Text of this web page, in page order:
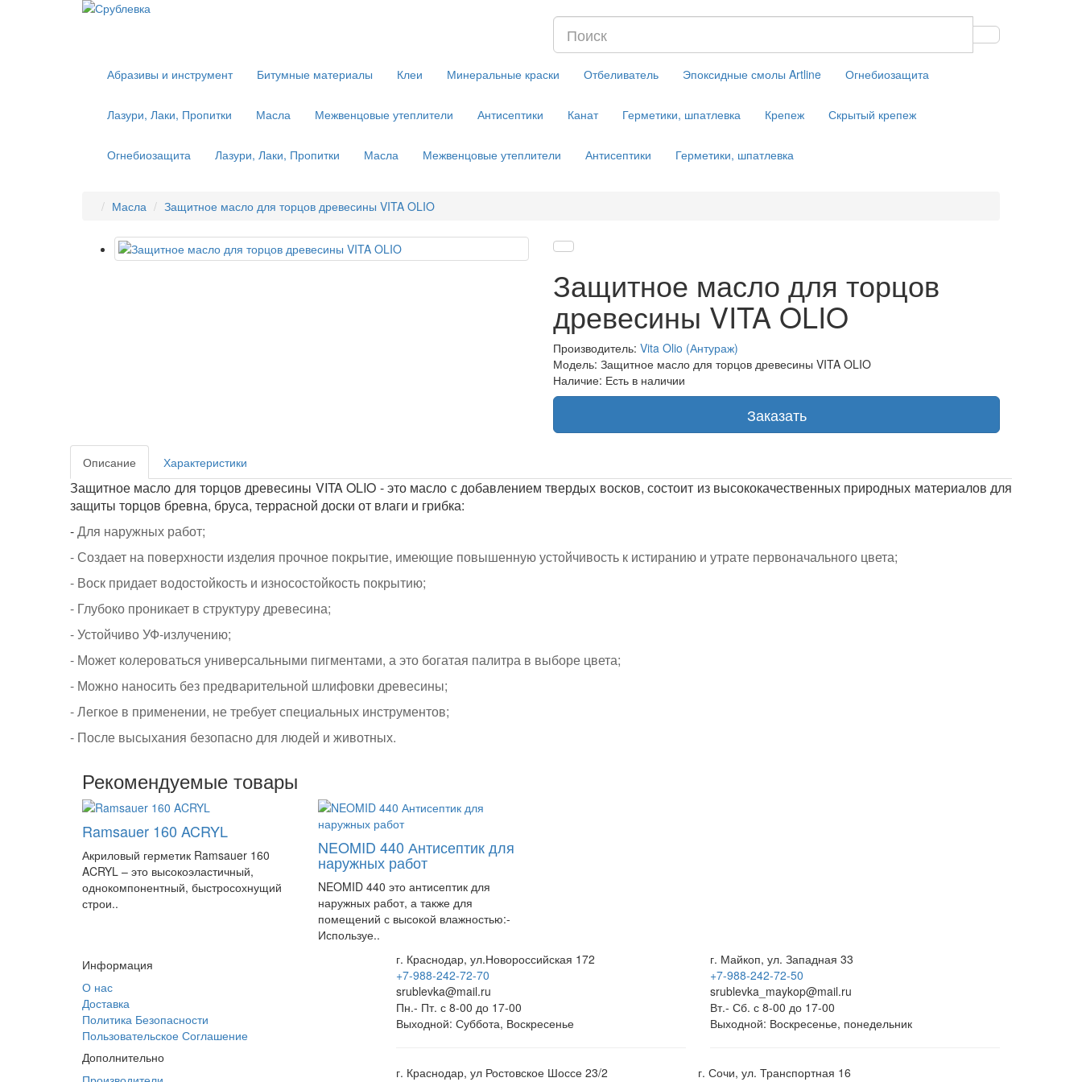
Абразивы и инструмент Битумные материалы Клеи Минеральные краски Отбеливатель Эпоксидные смолы Artline Огнебиозащита
Лазури, Лаки, Пропитки Масла Межвенцовые утеплители Антисептики Канат Герметики, шпатлевка Крепеж Скрытый крепеж
Огнебиозащита Лазури, Лаки, Пропитки Масла Межвенцовые утеплители Антисептики Герметики, шпатлевка
Масла Защитное масло для торцов древесины VITA OLIO
Защитное масло для торцов
древесины VITA OLIO
Производитель: Vita Olio (Антураж)
Модель: Защитное масло для торцов древесины VITA OLIO
Наличие: Есть в наличии
Заказать
Описание Характеристики
Защитное масло для торцов древесины VITA OLIO - это масло с добавлением твердых восков, состоит из высококачественных природных материалов для
защиты торцов бревна, бруса, террасной доски от влаги и грибка:
-Для наружных работ;
- Создает на поверхности изделия прочное покрытие, имеющие повышенную устойчивость к истиранию и утрате первоначального цвета;
- Воск придает водостойкость и износостойкость покрытию;
- Глубоко проникает в структуру древесина;
- Устойчиво УФ-излучению;
- Может колероваться универсальными пигментами, а это богатая палитра в выборе цвета;
- Можно наносить без предварительной шлифовки древесины;
- Легкое в применении, не требует специальных инструментов;
- После высыхания безопасно для людей и животных.
Рекомендуемые товары
Ramsauer 160 ACRYL
Акриловый герметик Ramsauer 160
ACRYL – это высокоэластичный,
однокомпонентный, быстросохнущий
строи..
NEOMID 440 Антисептик для
наружных работ
NEOMID 440 это антисептик для
наружных работ, а также для
помещений с высокой влажностью:-
Используе..
Информация
О нас
Доставка
Политика Безопасности
Пользовательское Соглашение
Дополнительно
г. Краснодар, ул.Новороссийская 172
+7-988-242-72-70
srublevka@mail.ru
Пн.- Пт. с 8-00 до 17-00
Выходной: Суббота, Воскресенье
г. Краснодар, ул Ростовское Шоссе 23/2
г. Майкоп, ул. Западная 33
+7-988-242-72-50
srublevka_maykop@mail.ru
Вт.- Сб. с 8-00 до 17-00
Выходной: Воскресенье, понедельник
г. Сочи, ул. Транспортная 16